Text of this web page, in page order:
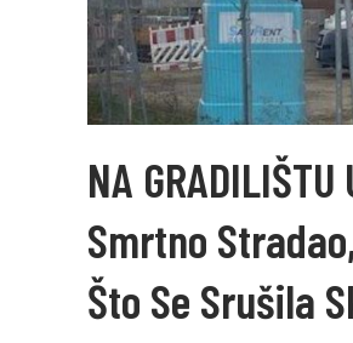
NA
Smrtno
Što Se Srušila